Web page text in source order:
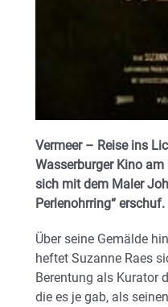
Vermeer – Reise ins
Wasserburger Kino
sich mit dem Maler
Perlenohrring“ erschuf.
Über seine Gemälde
heftet Suzanne Raes
Berentung als Kurator
die es je gab, als